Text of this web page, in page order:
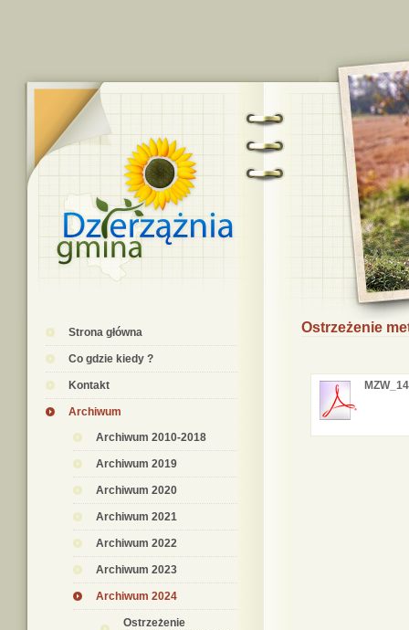
Strona główna
Co gdzie kiedy ?
Kontakt
Archiwum
Archiwum 2010-2018
Archiwum 2019
Archiwum 2020
Archiwum 2021
Archiwum 2022
Archiwum 2023
Archiwum 2024
Ostrzeżenie
Ostrzeżenie